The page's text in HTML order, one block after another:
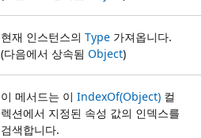
현재 인스턴스의 Type 가져옵니다.
(다음에서 상속됨 Object)
이 메서드는 이 IndexOf(Object) 컬
렉션에서 지정된 속성 값의 인덱스를
검색합니다.